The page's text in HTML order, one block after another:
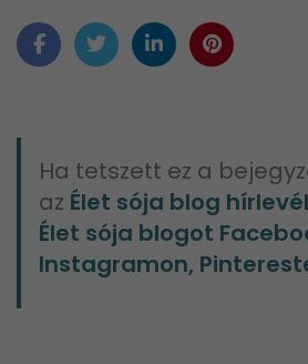
Ha tetszett ez a
az Élet sója blog
Élet sója blogot
Instagramon,